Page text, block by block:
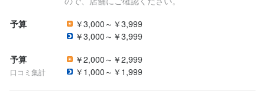
予算
￥3,000～￥3,999
￥3,000～￥3,999
予算
口コミ集計
￥2,000～￥2,999
￥1,000～￥1,999